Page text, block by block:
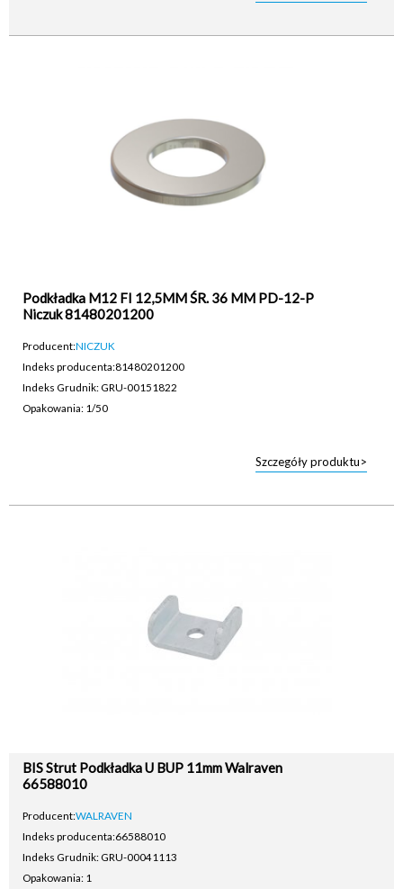
Podkładka M12 FI 12,5MM ŚR. 36 MM PD-12-P
Niczuk 81480201200
Producent:NICZUK
Indeks producenta:81480201200
Indeks Grudnik: GRU-00151822
Opakowania: 1/50
Szczegóły produktu>
BIS Strut Podkładka U BUP 11mm Walraven
66588010
Producent:WALRAVEN
Indeks producenta:66588010
Indeks Grudnik: GRU-00041113
Opakowania: 1